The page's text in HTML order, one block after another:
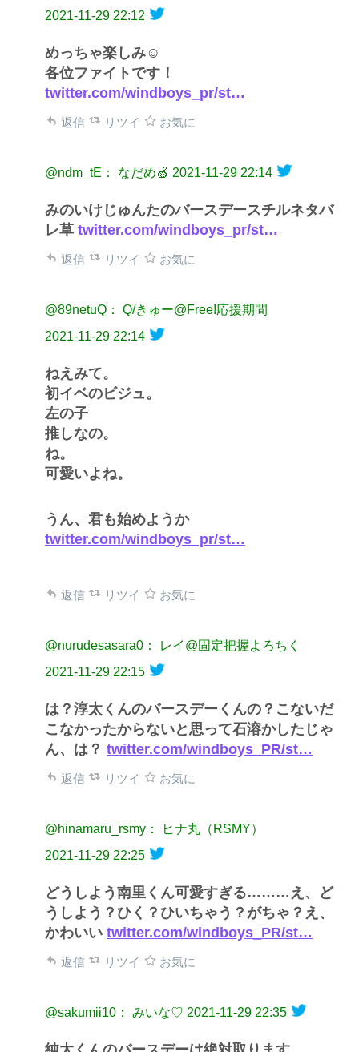
2021-11-29 22:12
めっちゃ楽しみ☺️
各位ファイトです！
twitter.com/windboys_pr/st…
返信 リツイ お気に
@ndm_tE： なだめ🍏 2021-11-29 22:14
みのいけじゅんたのバースデースチルネタバ
レ草 twitter.com/windboys_pr/st…
返信 リツイ お気に
@89netuQ： Q/きゅー@Free!応援期間
2021-11-29 22:14
ねえみて。
初イベのビジュ。
左の子
推しなの。
ね。
可愛いよね。
うん、君も始めようか
twitter.com/windboys_pr/st…
返信 リツイ お気に
@nurudesasara0： レイ@固定把握よろちく
2021-11-29 22:15
は？淳太くんのバースデーくんの？こないだ
こなかったからないと思って石溶かしたじゃ
ん、は？ twitter.com/windboys_PR/st…
返信 リツイ お気に
@hinamaru_rsmy： ヒナ丸（RSMY）
2021-11-29 22:25
どうしよう南里くん可愛すぎる………え、ど
うしよう？ひく？ひいちゃう？がちゃ？え、
かわいい twitter.com/windboys_PR/st…
返信 リツイ お気に
@sakumii10： みいな♡ 2021-11-29 22:35